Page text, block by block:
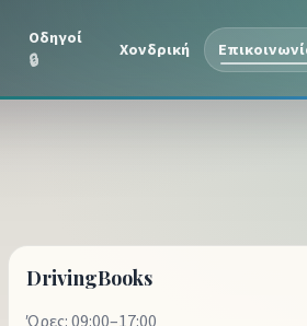
Οδηγοί
🔒
Χονδρική
DrivingBooks